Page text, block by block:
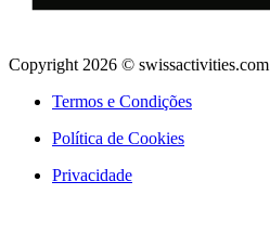
Copyright 2026 © swissactivities.com
Termos e Condições
Política de Cookies
Privacidade